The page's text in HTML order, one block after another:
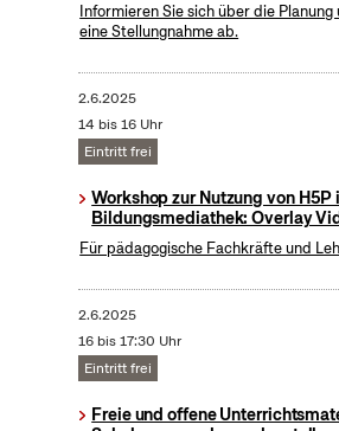
Informieren Sie sich über die Planung
eine Stellungnahme ab.
2.6.2025
14 bis 16 Uhr
Eintritt frei
Workshop zur Nutzung von H5P
Bildungsmediathek: Overlay
Für pädagogische Fachkräfte und
2.6.2025
16 bis 17:30 Uhr
Eintritt frei
Freie und offene